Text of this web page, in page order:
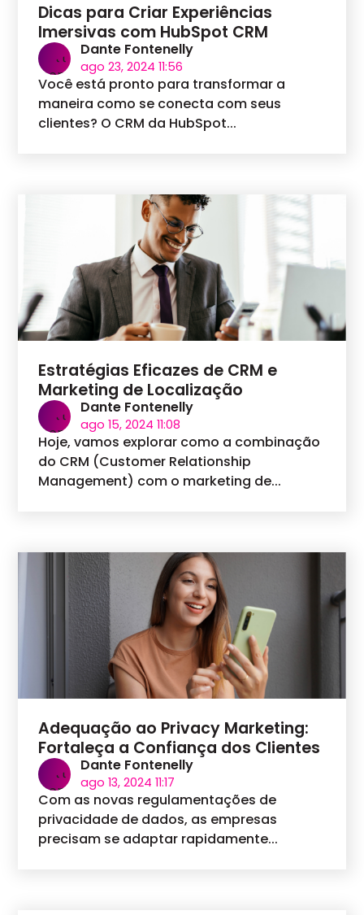
Dicas para Criar Experiências
Imersivas com HubSpot CRM
Dante Fontenelly
ago 23, 2024 11:56
Você está pronto para transformar a
maneira como se conecta com seus
clientes? O CRM da HubSpot...
Estratégias Eficazes de CRM e
Marketing de Localização
Dante Fontenelly
ago 15, 2024 11:08
Hoje, vamos explorar como a combinação
do CRM (Customer Relationship
Management) com o marketing de...
Adequação ao Privacy Marketing:
Fortaleça a Confiança dos Clientes
Dante Fontenelly
ago 13, 2024 11:17
Com as novas regulamentações de
privacidade de dados, as empresas
precisam se adaptar rapidamente...